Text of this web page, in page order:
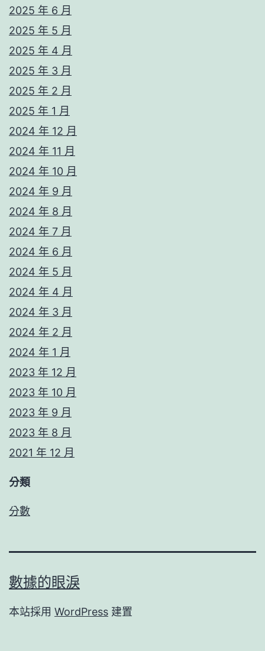
2025 年 6 月
2025 年 5 月
2025 年 4 月
2025 年 3 月
2025 年 2 月
2025 年 1 月
2024 年 12 月
2024 年 11 月
2024 年 10 月
2024 年 9 月
2024 年 8 月
2024 年 7 月
2024 年 6 月
2024 年 5 月
2024 年 4 月
2024 年 3 月
2024 年 2 月
2024 年 1 月
2023 年 12 月
2023 年 10 月
2023 年 9 月
2023 年 8 月
2021 年 12 月
分類
分數
數據的眼淚
本站採用 WordPress 建置